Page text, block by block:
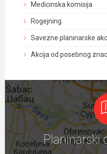
Medicinska komisija
Rogejning
Savezne planinarske
Akcija od posebnog
Planinarski